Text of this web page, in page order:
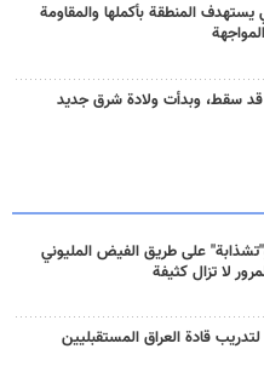
المنطقة بأكملها والمقاومة
سقط، وبدأت ولادة شرق جديد
على طريق الفيض المليوني
لا تزال كثيفة
قادة العراق المستقبليين